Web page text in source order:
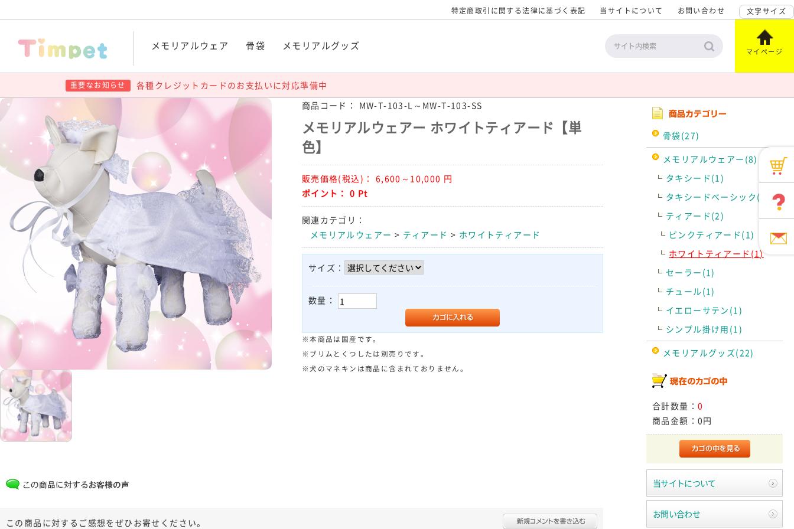
文字サイズ
特定商取引に関する法律に基づく表記 当サイトについて お問い合わせ
メモリアルウェア 骨袋 メモリアルグッズ マイページ
重要なお知らせ
各種クレジットカードのお支払いに対応準備中
商品コード：
MW-T-103-L～MW-T-103-SS
メモリアルウェアー ホワイトティアード【単
色】
販売価格(税込)： 6,600～10,000 円
ポイント：0 Pt
関連カテゴリ：
メモリアルウェアー > ティアード > ホワイトティアード
サイズ：
数量：
※本商品は国産です。
※ブリムとくつしたは別売りです。
※犬のマネキンは商品に含まれておりません。
この商品に対するご感想をぜひお寄せください。
骨袋(27)
メモリアルウェアー(8)
タキシード(1)
タキシードベーシック(1)
ティアード(2)
ピンクティアード(1)
ホワイトティアード(1)
セーラー(1)
チュール(1)
イエローサテン(1)
シンプル掛け用(1)
メモリアルグッズ(22)
合計数量：0
商品金額：0円
当サイトについて
お問い合わせ